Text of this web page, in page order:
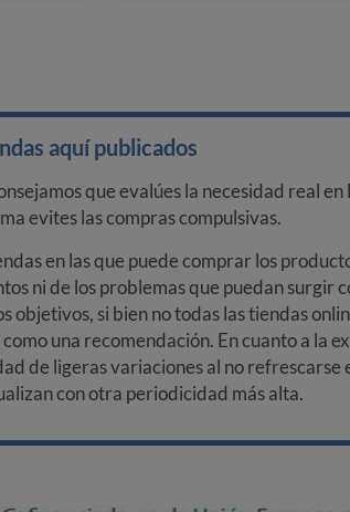
aquí publicados
que evalúes la necesidad real
evites las compras compulsivas.
en las que puede comprar los
ni de los problemas que puedan surgir
si bien no todas las tiendas
una recomendación. En cuanto a la
de ligeras variaciones al no refrescarse
con otra periodicidad más alta.